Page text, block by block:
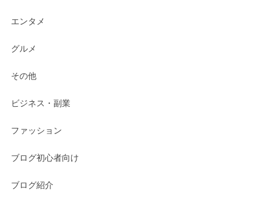
エンタメ
グルメ
その他
ビジネス・副業
ファッション
ブログ初心者向け
ブログ紹介